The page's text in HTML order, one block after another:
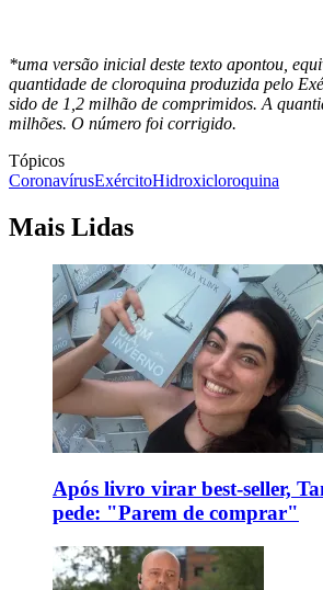
*uma versão inicial deste texto apontou,
quantidade de cloroquina produzida pelo
sido de 1,2 milhão de comprimidos. A
milhões. O número foi corrigido.
Tópicos
CoronavírusExércitoHidroxicloroquina
Mais Lidas
Após livro virar best-seller,
pede: "Parem de comprar"